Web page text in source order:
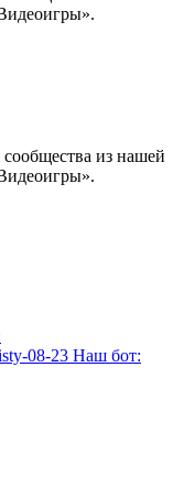
».
из нашей
».
08-23 Наш бот: